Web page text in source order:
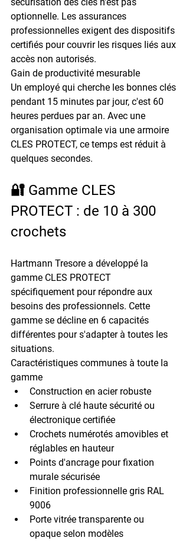
optionnelle. Les assurances
professionnelles exigent des dispositifs
certifiés pour couvrir les risques liés aux
accès non autorisés.
Gain de productivité mesurable
Un employé qui cherche les bonnes clés
pendant 15 minutes par jour, c'est 60
heures perdues par an. Avec une
organisation optimale via une armoire
CLES PROTECT, ce temps est réduit à
quelques secondes.
🔐 Gamme CLES
PROTECT : de 10 à 300
crochets
Hartmann Tresore a développé la
gamme CLES PROTECT
spécifiquement pour répondre aux
besoins des professionnels. Cette
gamme se décline en 6 capacités
différentes pour s'adapter à toutes les
situations.
Caractéristiques communes à toute la
gamme
Construction en acier robuste
Serrure à clé haute sécurité ou
électronique certifiée
Crochets numérotés amovibles et
réglables en hauteur
Points d'ancrage pour fixation
murale sécurisée
Finition professionnelle gris RAL
9006
Porte vitrée transparente ou
opaque selon modèles